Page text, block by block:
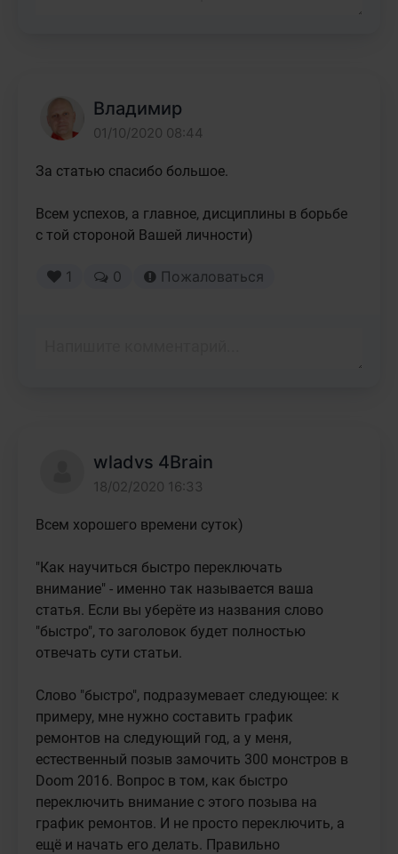
Владимир
01/10/2020 08:44
За статью спасибо большое.
Всем успехов, а главное, дисциплины в борьбе
с той стороной Вашей личности)
1 0 Пожаловаться
wladvs 4Brain
18/02/2020 16:33
Всем хорошего времени суток)
"Как научиться быстро переключать
внимание" - именно так называется ваша
статья. Если вы уберёте из названия слово
"быстро", то заголовок будет полностью
отвечать сути статьи.
Слово "быстро", подразумевает следующее: к
примеру, мне нужно составить график
ремонтов на следующий год, а у меня,
естественный позыв замочить 300 монстров в
Doom 2016. Вопрос в том, как быстро
переключить внимание с этого позыва на
график ремонтов. И не просто переключить, а
ещё и начать его делать. Правильно